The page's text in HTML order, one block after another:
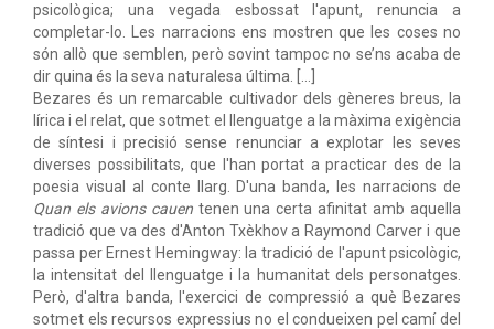
psicològica; una vegada esbossat l'apunt, renuncia a
completar-lo. Les narracions ens mostren que les coses no
són allò que semblen, però sovint tampoc no se’ns acaba de
dir quina és la seva naturalesa última. […]
Bezares és un remarcable cultivador dels gèneres breus, la
lírica i el relat, que sotmet el llenguatge a la màxima exigència
de síntesi i precisió sense renunciar a explotar les seves
diverses possibilitats, que l'han portat a practicar des de la
poesia visual al conte llarg. D'una banda, les narracions de
Quan els avions cauentenen una certa afinitat amb aquella
tradició que va des d'Anton Txèkhov a Raymond Carver i que
passa per Ernest Hemingway: la tradició de l'apunt psicològic,
la intensitat del llenguatge i la humanitat dels personatges.
Però, d'altra banda, l'exercici de compressió a què Bezares
sotmet els recursos expressius no el condueixen pel camí del